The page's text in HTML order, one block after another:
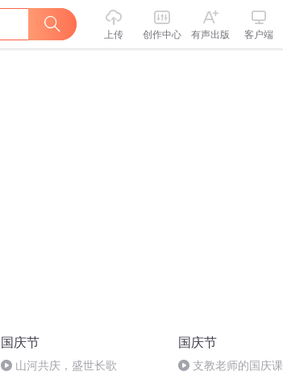
上传 创作中心 有声出版 客户端
国庆节
山河共庆，盛世长歌
国庆节
支教老师的国庆课